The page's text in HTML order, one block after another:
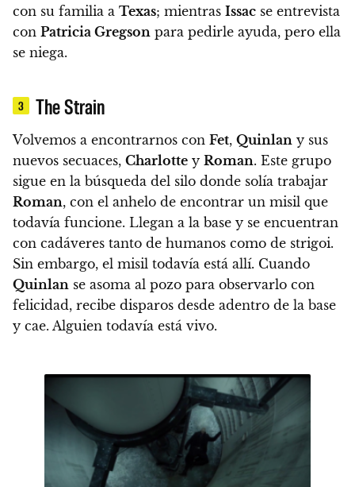
con su familia a Texas; mientras Issac se entrevista
con Patricia Gregson para pedirle ayuda, pero ella
se niega.
3 The Strain
Volvemos a encontrarnos con Fet, Quinlan y sus
nuevos secuaces, Charlotte y Roman. Este grupo
sigue en la búsqueda del silo donde solía trabajar
Roman, con el anhelo de encontrar un misil que
todavía funcione. Llegan a la base y se encuentran
con cadáveres tanto de humanos como de strigoi.
Sin embargo, el misil todavía está allí. Cuando
Quinlan se asoma al pozo para observarlo con
felicidad, recibe disparos desde adentro de la base
y cae. Alguien todavía está vivo.